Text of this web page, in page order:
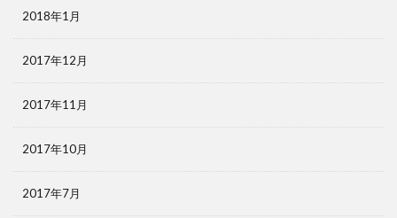
2018年1月
2017年12月
2017年11月
2017年10月
2017年7月